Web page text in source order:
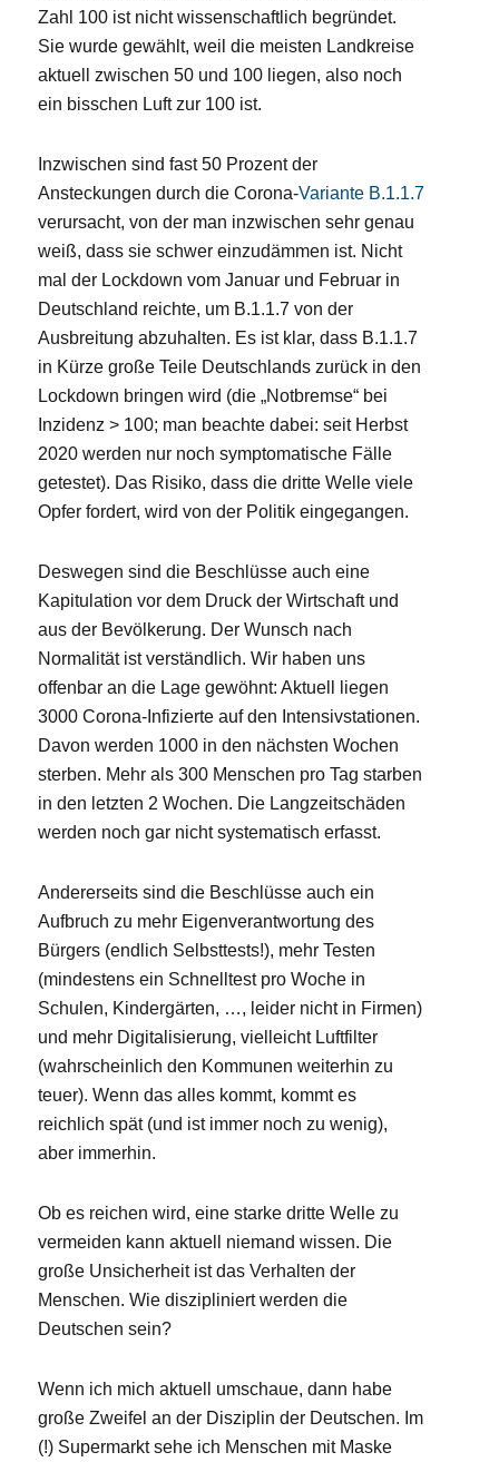
Zahl 100 ist nicht wissenschaftlich begründet.
Sie wurde gewählt, weil die meisten Landkreise
aktuell zwischen 50 und 100 liegen, also noch
ein bisschen Luft zur 100 ist.
Inzwischen sind fast 50 Prozent der
Ansteckungen durch die Corona-Variante B.1.1.7
verursacht, von der man inzwischen sehr genau
weiß, dass sie schwer einzudämmen ist. Nicht
mal der Lockdown vom Januar und Februar in
Deutschland reichte, um B.1.1.7 von der
Ausbreitung abzuhalten. Es ist klar, dass B.1.1.7
in Kürze große Teile Deutschlands zurück in den
Lockdown bringen wird (die „Notbremse“ bei
Inzidenz > 100; man beachte dabei: seit Herbst
2020 werden nur noch symptomatische Fälle
getestet). Das Risiko, dass die dritte Welle viele
Opfer fordert, wird von der Politik eingegangen.
Deswegen sind die Beschlüsse auch eine
Kapitulation vor dem Druck der Wirtschaft und
aus der Bevölkerung. Der Wunsch nach
Normalität ist verständlich. Wir haben uns
offenbar an die Lage gewöhnt: Aktuell liegen
3000 Corona-Infizierte auf den Intensivstationen.
Davon werden 1000 in den nächsten Wochen
sterben. Mehr als 300 Menschen pro Tag starben
in den letzten 2 Wochen. Die Langzeitschäden
werden noch gar nicht systematisch erfasst.
Andererseits sind die Beschlüsse auch ein
Aufbruch zu mehr Eigenverantwortung des
Bürgers (endlich Selbsttests!), mehr Testen
(mindestens ein Schnelltest pro Woche in
Schulen, Kindergärten, …, leider nicht in Firmen)
und mehr Digitalisierung, vielleicht Luftfilter
(wahrscheinlich den Kommunen weiterhin zu
teuer). Wenn das alles kommt, kommt es
reichlich spät (und ist immer noch zu wenig),
aber immerhin.
Ob es reichen wird, eine starke dritte Welle zu
vermeiden kann aktuell niemand wissen. Die
große Unsicherheit ist das Verhalten der
Menschen. Wie diszipliniert werden die
Deutschen sein?
Wenn ich mich aktuell umschaue, dann habe
große Zweifel an der Disziplin der Deutschen. Im
(!) Supermarkt sehe ich Menschen mit Maske